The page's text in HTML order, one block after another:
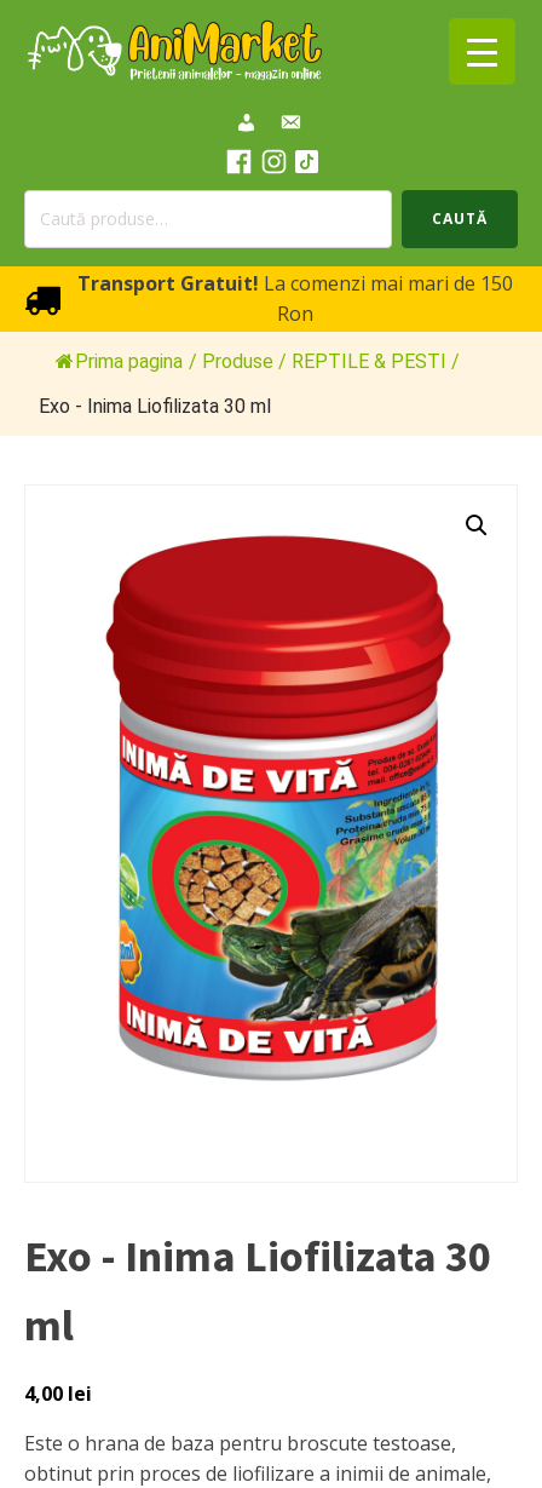
Caută
CAUTĂ
Transport Gratuit! La comenzi mai mari de 150
Ron
Prima pagina / Produse / REPTILE & PESTI /
Exo - Inima Liofilizata 30 ml
Exo - Inima Liofilizata 30
ml
4,00 lei
Este o hrana de baza pentru broscute testoase,
obtinut prin proces de liofilizare a inimii de animale,